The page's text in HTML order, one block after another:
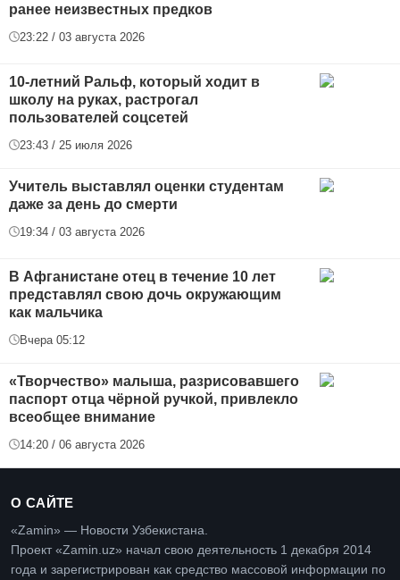
ранее неизвестных предков
23:22 / 03 августа 2026
10-летний Ральф, который ходит в
школу на руках, растрогал
пользователей соцсетей
23:43 / 25 июля 2026
Учитель выставлял оценки студентам
даже за день до смерти
19:34 / 03 августа 2026
В Афганистане отец в течение 10 лет
представлял свою дочь окружающим
как мальчика
Вчера 05:12
«Творчество» малыша, разрисовавшего
паспорт отца чёрной ручкой, привлекло
всеобщее внимание
14:20 / 06 августа 2026
О САЙТЕ
«Zamin» — Новости Узбекистана.
Проект «Zamin.uz» начал свою деятельность 1 декабря 2014
года и зарегистрирован как средство массовой информации по